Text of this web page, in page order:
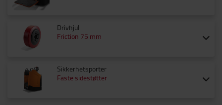
Drivhjul
Friction 75 mm
Sikkerhetsporter
Faste sidestøtter